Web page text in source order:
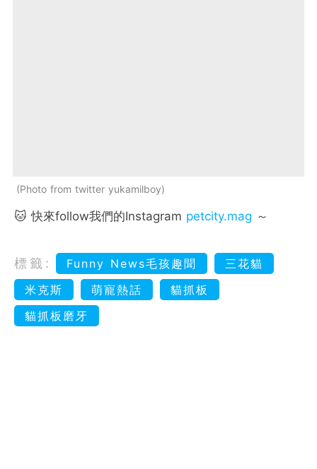
Photo from twitter yukamilboy
🐱 快來follow我們的Instagram petcity.mag ～
標籤: Funny News毛孩趣聞
三花貓
米克斯
萌寵熱話
貓抓板
貓抓板磨牙